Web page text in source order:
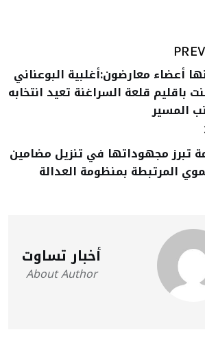
أعضاء معارضون:أغلبية البوعناني
باقليم قلعة السراغنة تعيد انتخابه
المسير
تبرز مجهوداتها في تنزيل مضامين
المرتبطة بمنظومة العدالة
أخبار تساوت
About Author